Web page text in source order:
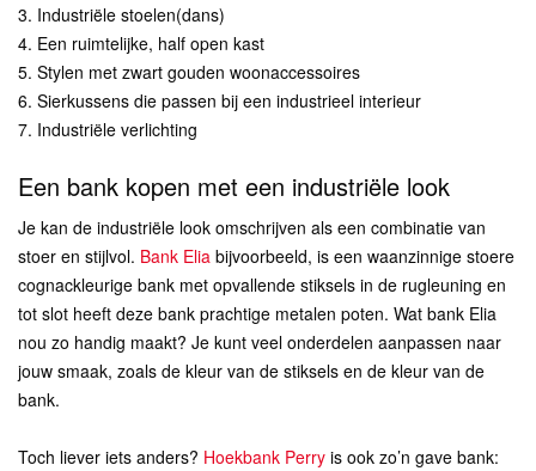
3. Industriële stoelen(dans)
4. Een ruimtelijke, half open kast
5. Stylen met zwart gouden woonaccessoires
6. Sierkussens die passen bij een industrieel interieur
7. Industriële verlichting
Een bank kopen met een industriële look
Je kan de industriële look omschrijven als een combinatie van
stoer en stijlvol. Bank Elia bijvoorbeeld, is een waanzinnige stoere
cognackleurige bank met opvallende stiksels in de rugleuning en
tot slot heeft deze bank prachtige metalen poten. Wat bank Elia
nou zo handig maakt? Je kunt veel onderdelen aanpassen naar
jouw smaak, zoals de kleur van de stiksels en de kleur van de
bank.
Toch liever iets anders? Hoekbank Perry is ook zo’n gave bank: